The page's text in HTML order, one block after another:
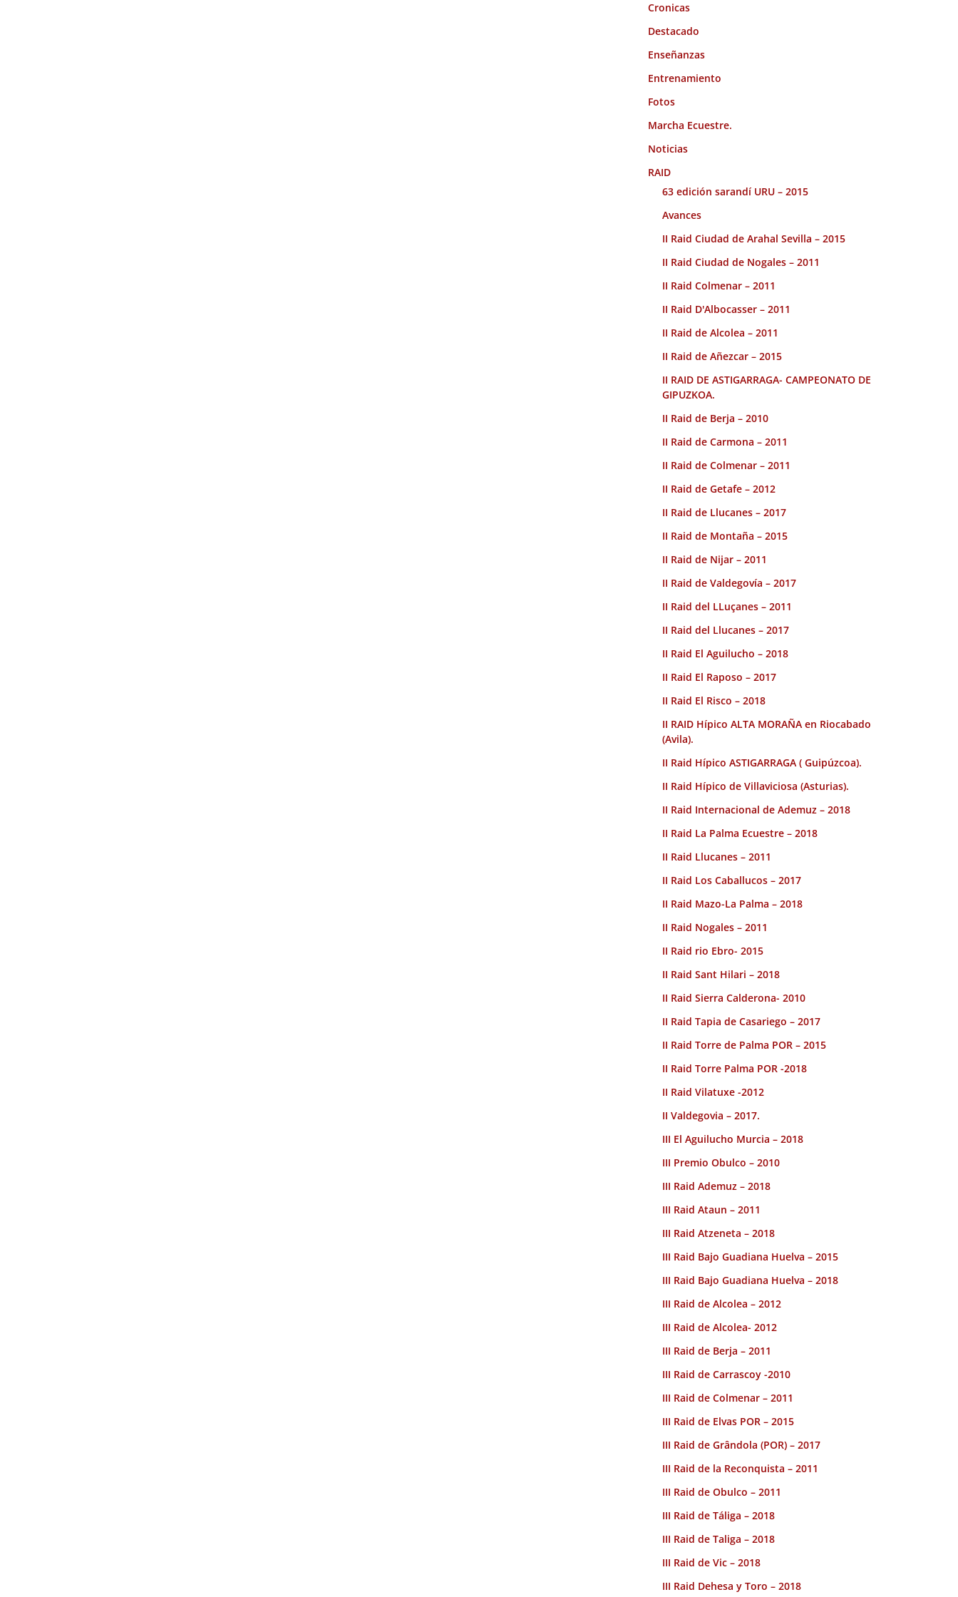
Cronicas
Destacado
Enseñanzas
Entrenamiento
Fotos
Marcha Ecuestre.
Noticias
RAID
63 edición sarandí URU – 2015
Avances
II Raid Ciudad de Arahal Sevilla – 2015
II Raid Ciudad de Nogales – 2011
II Raid Colmenar – 2011
II Raid D'Albocasser – 2011
II Raid de Alcolea – 2011
II Raid de Añezcar – 2015
II RAID DE ASTIGARRAGA- CAMPEONATO DE
GIPUZKOA.
II Raid de Berja – 2010
II Raid de Carmona – 2011
II Raid de Colmenar – 2011
II Raid de Getafe – 2012
II Raid de Llucanes – 2017
II Raid de Montaña – 2015
II Raid de Nijar – 2011
II Raid de Valdegovía – 2017
II Raid del LLuçanes – 2011
II Raid del Llucanes – 2017
II Raid El Aguilucho – 2018
II Raid El Raposo – 2017
II Raid El Risco – 2018
II RAID Hípico ALTA MORAÑA en Riocabado
(Avila).
II Raid Hípico ASTIGARRAGA ( Guipúzcoa).
II Raid Hípico de Villaviciosa (Asturias).
II Raid Internacional de Ademuz – 2018
II Raid La Palma Ecuestre – 2018
II Raid Llucanes – 2011
II Raid Los Caballucos – 2017
II Raid Mazo-La Palma – 2018
II Raid Nogales – 2011
II Raid rio Ebro- 2015
II Raid Sant Hilari – 2018
II Raid Sierra Calderona- 2010
II Raid Tapia de Casariego – 2017
II Raid Torre de Palma POR – 2015
II Raid Torre Palma POR -2018
II Raid Vilatuxe -2012
II Valdegovia – 2017.
III El Aguilucho Murcia – 2018
III Premio Obulco – 2010
III Raid Ademuz – 2018
III Raid Ataun – 2011
III Raid Atzeneta – 2018
III Raid Bajo Guadiana Huelva – 2015
III Raid Bajo Guadiana Huelva – 2018
III Raid de Alcolea – 2012
III Raid de Alcolea- 2012
III Raid de Berja – 2011
III Raid de Carrascoy -2010
III Raid de Colmenar – 2011
III Raid de Elvas POR – 2015
III Raid de Grândola (POR) – 2017
III Raid de la Reconquista – 2011
III Raid de Obulco – 2011
III Raid de Táliga – 2018
III Raid de Taliga – 2018
III Raid de Vic – 2018
III Raid Dehesa y Toro – 2018